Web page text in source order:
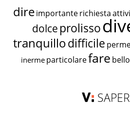
dire importante richiesta
dolce prolisso
tranquillodifficile
inerme particolarefare bello